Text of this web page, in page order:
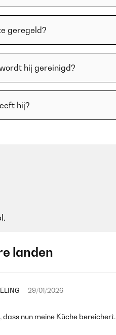
geregeld?
hij gereinigd?
hij?
landen
29/01/2026
nun meine Küche bereichert.